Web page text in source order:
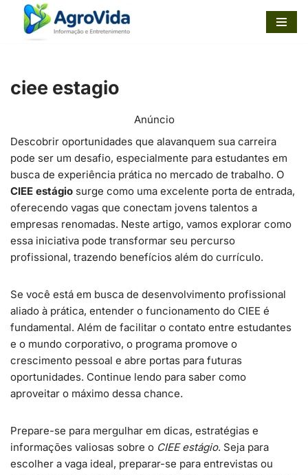
Pular
conteúdo
ciee estagio
Anúncio
Descobrir oportunidades que alavanquem sua carreira
pode ser um desafio, especialmente para estudantes em
busca de experiência prática no mercado de trabalho. O
CIEE estágio surge como uma excelente porta de entrada,
oferecendo vagas que conectam jovens talentos a
empresas renomadas. Neste artigo, vamos explorar como
essa iniciativa pode transformar seu percurso
profissional, trazendo benefícios além do currículo.
Se você está em busca de desenvolvimento profissional
aliado à prática, entender o funcionamento do CIEE é
fundamental. Além de facilitar o contato entre estudantes
e o mundo corporativo, o programa promove o
crescimento pessoal e abre portas para futuras
oportunidades. Continue lendo para saber como
aproveitar o máximo dessa chance.
Prepare-se para mergulhar em dicas, estratégias e
informações valiosas sobre o CIEE estágio. Seja para
escolher a vaga ideal, preparar-se para entrevistas ou